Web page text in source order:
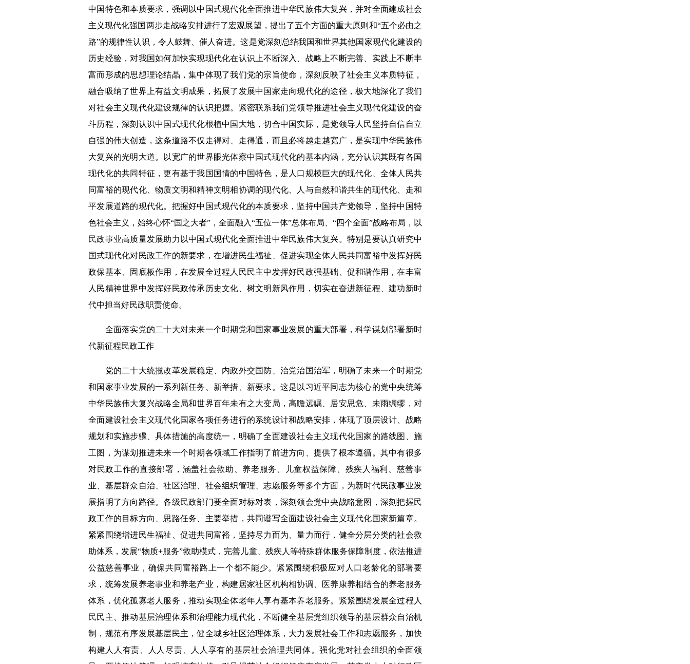
中国特色和本质要求，强调以中国式现代化全面推进中华民族伟大复兴，并对全面建成社会
主义现代化强国两步走战略安排进行了宏观展望，提出了五个方面的重大原则和“五个必由之
路”的规律性认识，令人鼓舞、催人奋进。这是党深刻总结我国和世界其他国家现代化建设的
历史经验，对我国如何加快实现现代化在认识上不断深入、战略上不断完善、实践上不断丰
富而形成的思想理论结晶，集中体现了我们党的宗旨使命，深刻反映了社会主义本质特征，
融合吸纳了世界上有益文明成果，拓展了发展中国家走向现代化的途径，极大地深化了我们
对社会主义现代化建设规律的认识把握。紧密联系我们党领导推进社会主义现代化建设的奋
斗历程，深刻认识中国式现代化根植中国大地，切合中国实际，是党领导人民坚持自信自立
自强的伟大创造，这条道路不仅走得对、走得通，而且必将越走越宽广，是实现中华民族伟
大复兴的光明大道。以宽广的世界眼光体察中国式现代化的基本内涵，充分认识其既有各国
现代化的共同特征，更有基于我国国情的中国特色，是人口规模巨大的现代化、全体人民共
同富裕的现代化、物质文明和精神文明相协调的现代化、人与自然和谐共生的现代化、走和
平发展道路的现代化。把握好中国式现代化的本质要求，坚持中国共产党领导，坚持中国特
色社会主义，始终心怀“国之大者”，全面融入“五位一体”总体布局、“四个全面”战略布局，以
民政事业高质量发展助力以中国式现代化全面推进中华民族伟大复兴。特别是要认真研究中
国式现代化对民政工作的新要求，在增进民生福祉、促进实现全体人民共同富裕中发挥好民
政保基本、固底板作用，在发展全过程人民民主中发挥好民政强基础、促和谐作用，在丰富
人民精神世界中发挥好民政传承历史文化、树文明新风作用，切实在奋进新征程、建功新时
代中担当好民政职责使命。
全面落实党的二十大对未来一个时期党和国家事业发展的重大部署，科学谋划部署新时
代新征程民政工作
党的二十大统揽改革发展稳定、内政外交国防、治党治国治军，明确了未来一个时期党
和国家事业发展的一系列新任务、新举措、新要求。这是以习近平同志为核心的党中央统筹
中华民族伟大复兴战略全局和世界百年未有之大变局，高瞻远瞩、居安思危、未雨绸缪，对
全面建设社会主义现代化国家各项任务进行的系统设计和战略安排，体现了顶层设计、战略
规划和实施步骤、具体措施的高度统一，明确了全面建设社会主义现代化国家的路线图、施
工图，为谋划推进未来一个时期各领域工作指明了前进方向、提供了根本遵循。其中有很多
对民政工作的直接部署，涵盖社会救助、养老服务、儿童权益保障、残疾人福利、慈善事
业、基层群众自治、社区治理、社会组织管理、志愿服务等多个方面，为新时代民政事业发
展指明了方向路径。各级民政部门要全面对标对表，深刻领会党中央战略意图，深刻把握民
政工作的目标方向、思路任务、主要举措，共同谱写全面建设社会主义现代化国家新篇章。
紧紧围绕增进民生福祉、促进共同富裕，坚持尽力而为、量力而行，健全分层分类的社会救
助体系，发展“物质+服务”救助模式，完善儿童、残疾人等特殊群体服务保障制度，依法推进
公益慈善事业，确保共同富裕路上一个都不能少。紧紧围绕积极应对人口老龄化的部署要
求，统筹发展养老事业和养老产业，构建居家社区机构相协调、医养康养相结合的养老服务
体系，优化孤寡老人服务，推动实现全体老年人享有基本养老服务。紧紧围绕发展全过程人
民民主、推动基层治理体系和治理能力现代化，不断健全基层党组织领导的基层群众自治机
制，规范有序发展基层民主，健全城乡社区治理体系，大力发展社会工作和志愿服务，加快
构建人人有责、人人尽责、人人享有的基层社会治理共同体。强化党对社会组织的全面领